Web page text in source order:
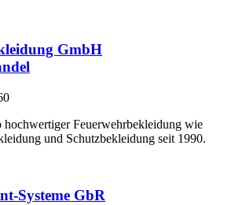
GmbH
hochwertiger Feuerwehrbekleidung wie
und Schutzbekleidung seit 1990.
Systeme GbR